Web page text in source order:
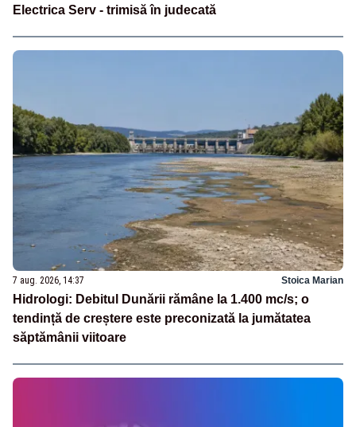
Electrica Serv - trimisă în judecată
7 aug. 2026, 14:37 Stoica Marian
Hidrologi: Debitul Dunării rămâne la 1.400 mc/s; o
tendință de creștere este preconizată la jumătatea
săptămânii viitoare